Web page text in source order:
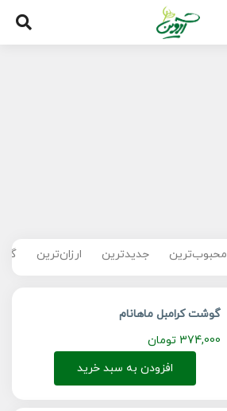
محبوب‌ترین جدیدترین ارزان‌ترین
گوشت کرامبل ماهانام
374,000 تومان
افزودن به سبد خرید